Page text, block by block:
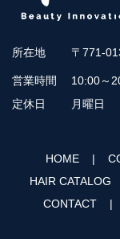
所在地 〒771-
営業時間
10:00～
定休日
月曜日
HOME
HAIR CATALOG
CONTACT